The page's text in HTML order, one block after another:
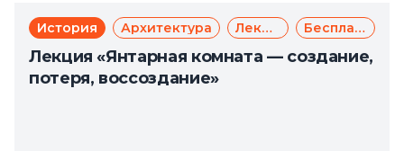
История Архитектура Лекции Бесплатно
Лекция «Янтарная комната — создание,
потеря, воссоздание»